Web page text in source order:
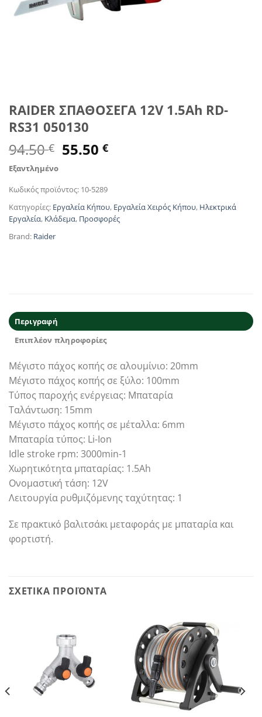
RAIDER ΣΠΑΘΟΣΕΓΑ 12V 1.5Ah RD-
RS31 050130
94.50€ Original
94.50 €.
55.50€Η
55.50 €.
Εξαντλημένο
Κωδικός προϊόντος: 10-5289
Κατηγορίες: Εργαλεία Κήπου, Εργαλεία Χειρός Κήπου, Ηλεκτρικά
Εργαλεία, Κλάδεμα, Προσφορές
Brand: Raider
Περιγραφή
Επιπλέον πληροφορίες
Μέγιστο πάχος κοπής σε αλουμίνιο: 20mm
Μέγιστο πάχος κοπής σε ξύλο: 100mm
Τύπος παροχής ενέργειας: Μπαταρία
Ταλάντωση: 15mm
Μέγιστο πάχος κοπής σε μέταλλα: 6mm
Μπαταρία τύπος: Li-Ion
Idle stroke rpm: 3000min-1
Χωρητικότητα μπαταρίας: 1.5Ah
Ονομαστική τάση: 12V
Λειτουργία ρυθμιζόμενης ταχύτητας: 1
Σε πρακτικό βαλιτσάκι μεταφοράς με μπαταρία και
φορτιστή.
ΣΧΕΤΙΚΆ ΠΡΟΪΌΝΤΑ